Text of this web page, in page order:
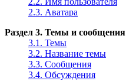
2.3. Аватара
Раздел 3. Темы и сообщения
3.1. Темы
3.2. Название темы
3.3. Сообщения
3.4. Обсуждения